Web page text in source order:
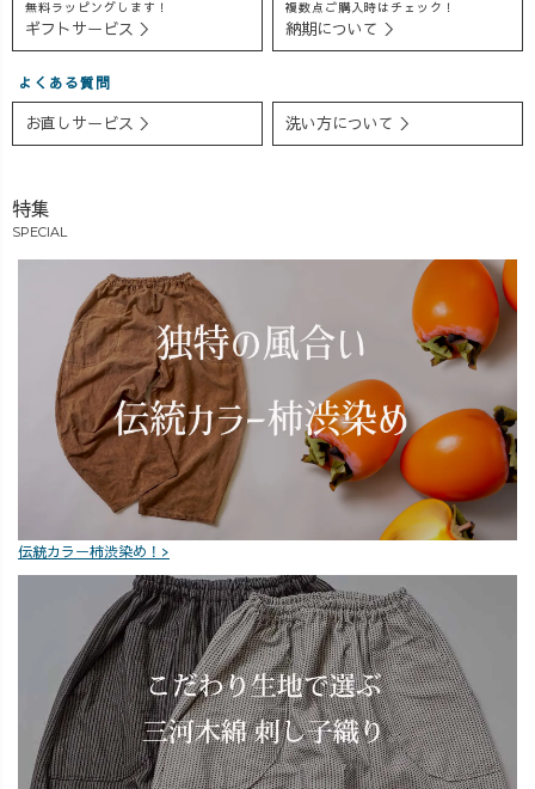
無料ラッピングします！
ギフトサービス ＞
複数点ご購入時はチェック！
納期について ＞
よくある質問
お直しサービス ＞ 洗い方について ＞
特集
SPECIAL
伝統カラー柿渋染め！>